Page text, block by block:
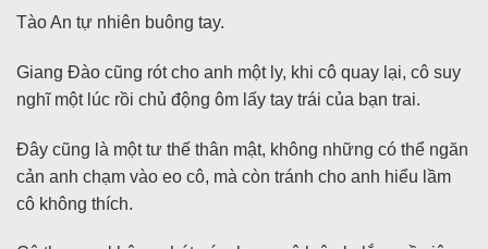
Tào An tự nhiên buông tay.
Giang Đào cũng rót cho anh một ly, khi cô quay lại, cô suy
nghĩ một lúc rồi chủ động ôm lấy tay trái của bạn trai.
Đây cũng là một tư thế thân mật, không những có thể ngăn
cản anh chạm vào eo cô, mà còn tránh cho anh hiểu lầm
cô không thích.